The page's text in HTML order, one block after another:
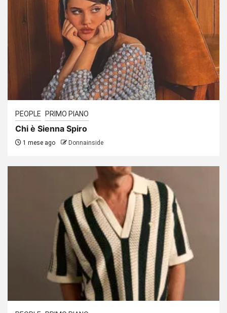
PEOPLE PRIMO PIANO
Chi è Sienna Spiro
1 mese ago Donnainside